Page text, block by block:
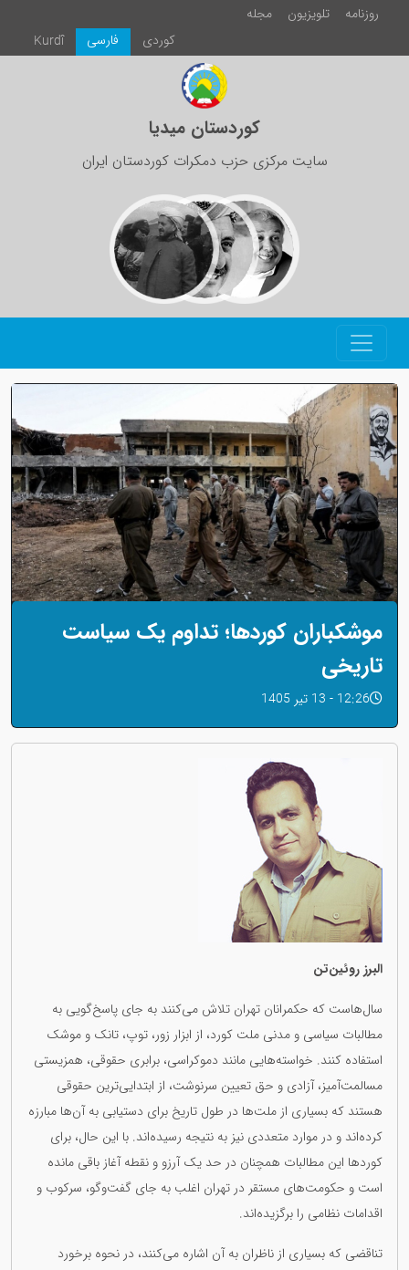
روزنامە تلویزیون
مجلە
Kurdî
فارسی كوردی
کوردستان میدیا
سایت مرکزی حزب دمکرات کوردستان ایران
موشکباران کوردها؛ تداوم یک سیاست
تاریخی
12:26 - 13 تیر 1405
البرز روئین‌تن
سال‌هاست که حکمرانان تهران تلاش می‌کنند به جای پاسخ‌گویی به
مطالبات سیاسی و مدنی ملت کورد، از ابزار زور، توپ، تانک و موشک
استفاده کنند. خواسته‌هایی مانند دموکراسی، برابری حقوقی، همزیستی
مسالمت‌آمیز، آزادی و حق تعیین سرنوشت، از ابتدایی‌ترین حقوقی
هستند که بسیاری از ملت‌ها در طول تاریخ برای دستیابی به آن‌ها مبارزه
کرده‌اند و در موارد متعددی نیز به نتیجه رسیده‌اند. با این حال، برای
کوردها این مطالبات همچنان در حد یک آرزو و نقطه آغاز باقی مانده
است و حکومت‌های مستقر در تهران اغلب به جای گفت‌وگو، سرکوب و
اقدامات نظامی را برگزیده‌اند.
تناقضی که بسیاری از ناظران به آن اشاره می‌کنند، در نحوه برخورد